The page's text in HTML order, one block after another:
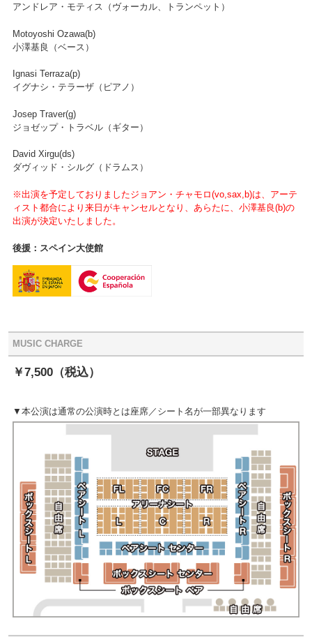
アンドレア・モティス（ヴォーカル、トランペット）
Motoyoshi Ozawa(b)
小澤基良（ベース）
Ignasi Terraza(p)
イグナシ・テラーザ（ピアノ）
Josep Traver(g)
ジョゼップ・トラベル（ギター）
David Xirgu(ds)
ダヴィッド・シルグ（ドラムス）
※出演を予定しておりましたジョアン・チャモロ(vo,sax,b)は、アーテ
ィスト都合により来日がキャンセルとなり、あらたに、小澤基良(b)の
出演が決定いたしました。
後援：スペイン大使館
MUSIC CHARGE
￥7,500（税込）
▼本公演は通常の公演時とは座席／シート名が一部異なります